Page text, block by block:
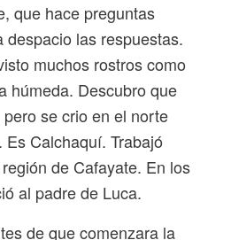
que hace preguntas
las respuestas.
muchos rostros como
húmeda. Descubro que
se crio en el norte
Calchaquí. Trabajó
de Cafayate. En los
al padre de Luca.
de que comenzara la